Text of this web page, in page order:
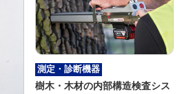
測定・診断機器
樹木・木材の内部構造検査シス